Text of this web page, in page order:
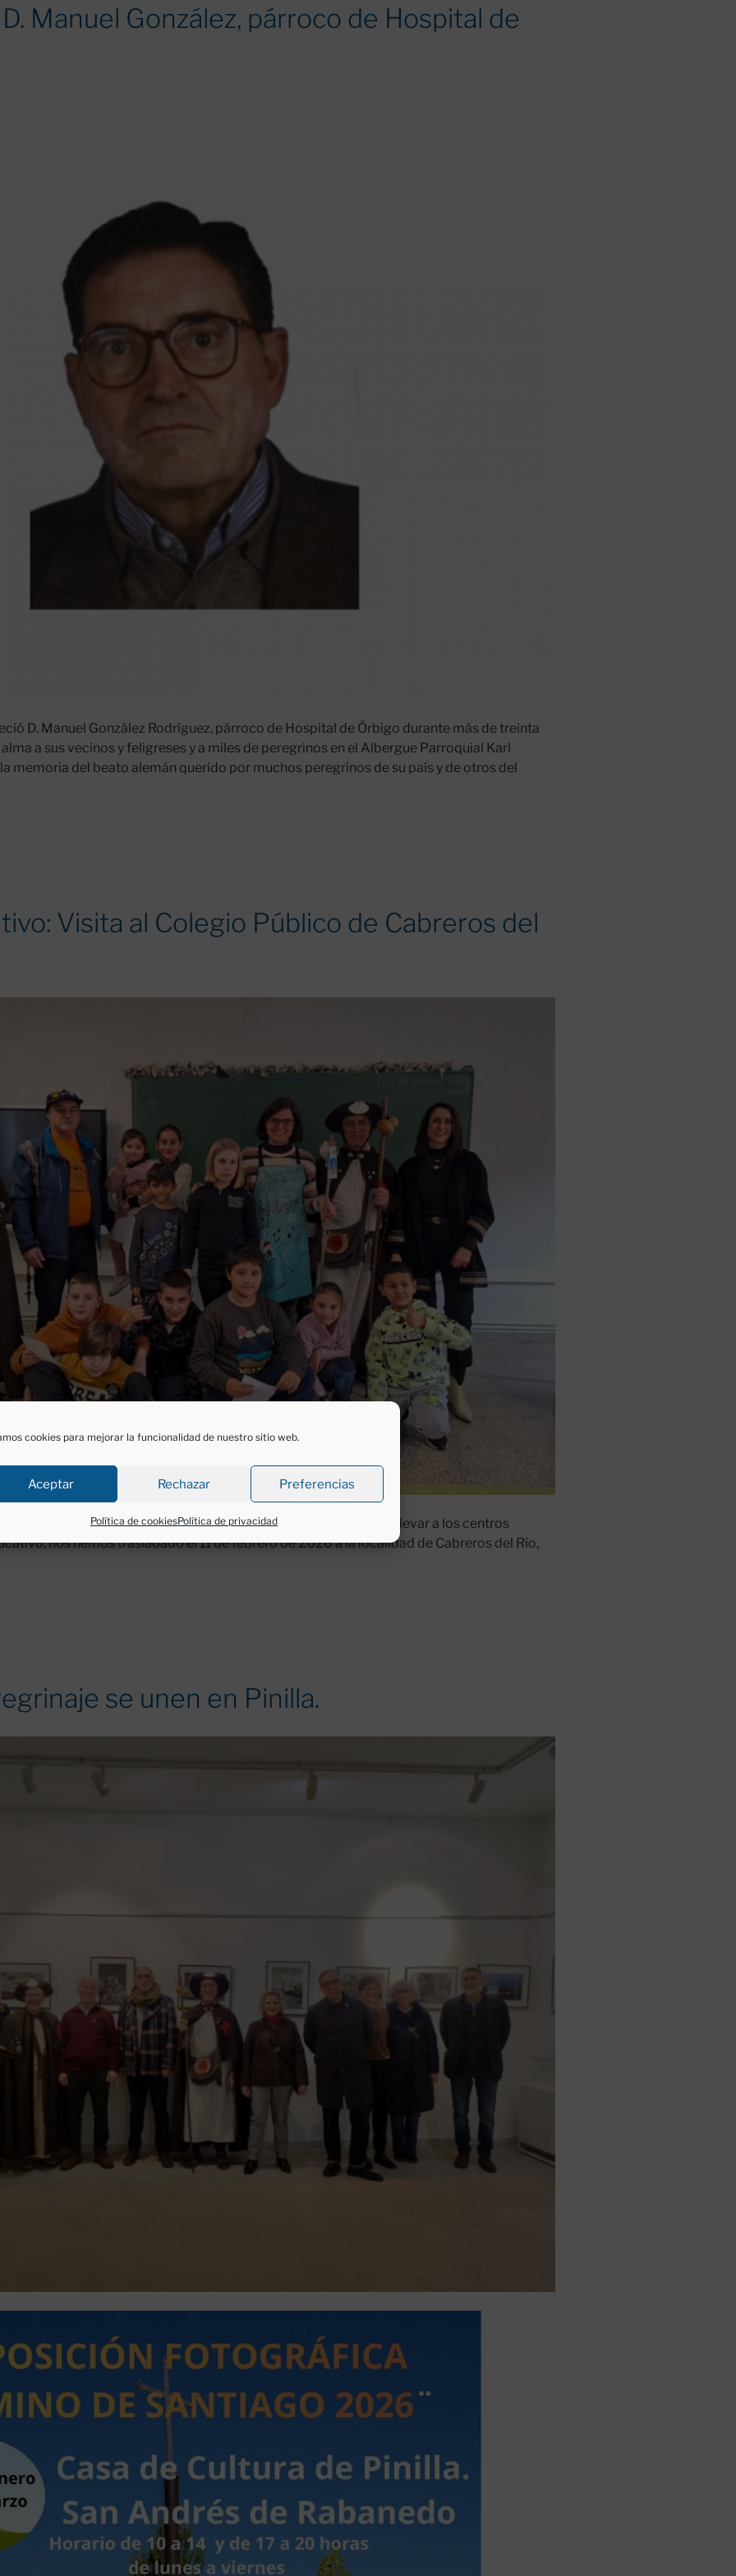
cookies para mejorar la funcionalidad de nuestro sitio web.
Aceptar Rechazar Preferencias
Política de cookiesPolítica de privacidad
Manuel González, párroco de Hospital de
D. Manuel González Rodríguez, párroco de Hospital de Órbigo durante más de treinta
a sus vecinos y feligreses y a miles de peregrinos en el Albergue Parroquial Karl
memoria del beato alemán querido por muchos peregrinos de su país y de otros del
Visita al Colegio Público de Cabreros del
del Camino de Santiago Pulchra leonina, encargados de llevar a los centros
nos hemos trasladado el 11 de febrero de 2026 a la localidad de Cabreros del Río,
se unen en Pinilla.